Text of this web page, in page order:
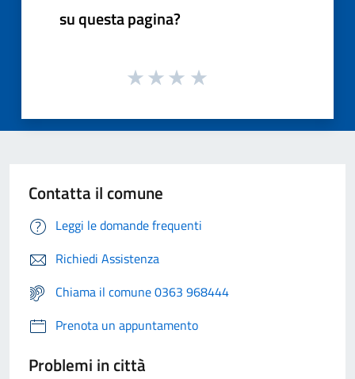
su questa pagina?
Contatta il comune
Leggi le domande frequenti
Richiedi Assistenza
Chiama il comune 0363 968444
Prenota un appuntamento
Problemi in città